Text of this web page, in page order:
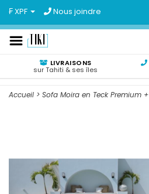
₣ XPF Nous joindre
LIVRAISONS
sur Tahiti & ses îles
Accueil > Sofa Moira en Teck Premium